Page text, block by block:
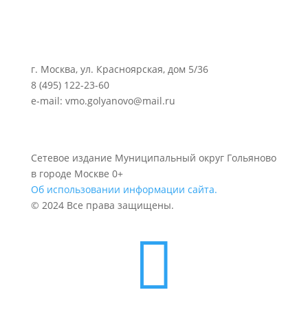
г. Москва, ул. Красноярская, дом 5/36
8 (495) 122-23-60
e-mail: vmo.golyanovo@mail.ru
Сетевое издание Муниципальный округ Гольяново
в городе Москве 0+
Об использовании информации сайта.
© 2024 Все права защищены.
